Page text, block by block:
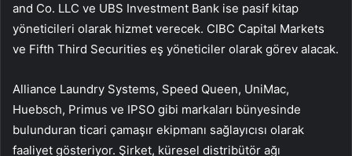
and Co. LLC ve UBS Investment Bank ise pasif kitap
yöneticileri olarak hizmet verecek. CIBC Capital Markets
ve Fifth Third Securities eş yöneticiler olarak görev alacak.
Alliance Laundry Systems, Speed Queen, UniMac,
Huebsch, Primus ve IPSO gibi markaları bünyesinde
bulunduran ticari çamaşır ekipmanı sağlayıcısı olarak
faaliyet gösteriyor. Şirket, küresel distribütör ağı